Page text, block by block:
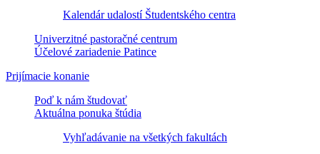
Kalendár udalostí Študentského centra
Univerzitné pastoračné centrum
Účelové zariadenie Patince
Prijímacie konanie
Poď k nám študovať
Aktuálna ponuka štúdia
Vyhľadávanie na všetkých fakultách